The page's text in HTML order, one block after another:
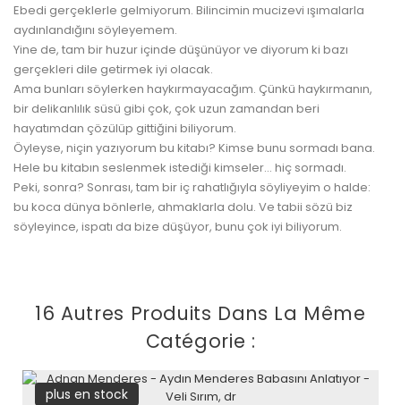
Ebedi gerçeklerle gelmiyorum. Bilincimin mucizevi ışımalarla
aydınlandığını söyleyemem.
Yine de, tam bir huzur içinde düşünüyor ve diyorum ki bazı
gerçekleri dile getirmek iyi olacak.
Ama bunları söylerken haykırmayacağım. Çünkü haykırmanın,
bir delikanlılık süsü gibi çok, çok uzun zamandan beri
hayatımdan çözülüp gittiğini biliyorum.
Öyleyse, niçin yazıyorum bu kitabı? Kimse bunu sormadı bana.
Hele bu kitabın seslenmek istediği kimseler... hiç sormadı.
Peki, sonra? Sonrası, tam bir iç rahatlığıyla söyliyeyim o halde:
bu koca dünya bönlerle, ahmaklarla dolu. Ve tabii sözü biz
söyleyince, ispatı da bize düşüyor, bunu çok iyi biliyorum.
16 Autres Produits Dans La Même
Catégorie :
plus en stock